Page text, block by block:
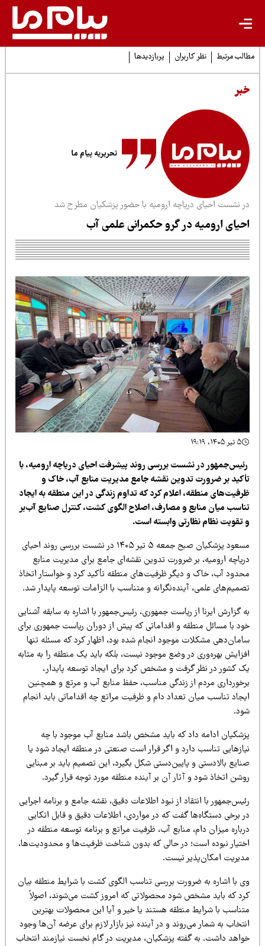
مرتبط نظر کاربران پربازدیدها
تحریریه پیام ما
نشست احیای دریاچه ارومیه با حضور پزشکیان مطرح شد
ارومیه در گرو حکمرانی علمی آب
در نشست بررسی روند پیشرفت احیای دریاچه ارومیه، با
بر ضرورت تدوین نقشه جامع مدیریت منابع آب، خاک و
منطقه، اعلام کرد که تداوم زندگی در این منطقه به ایجاد
میان منابع و مصارف، اصلاح الگوی کشت، کنترل صنایع آب‌بر
تقویت نظام نظارتی وابسته است.
مسعود پزشکیان صبح جمعه ۵ تیر ۱۴۰۵ در نشست بررسی روند احیای
ارومیه، بر ضرورت تدوین نقشه‌ای جامع برای مدیریت منابع
آب، خاک و دیگر ظرفیت‌های منطقه تأکید کرد و خواستار اتخاذ
علمی، آینده‌نگرانه و متناسب با الزامات توسعه پایدار شد.
گزارش ایرنا از ریاست جمهوری، رئیس‌جمهور با اشاره به سابقه آشنایی
با مسائل منطقه و اقداماتی که پیش از دوران ریاست جمهوری برای
مشکلات موجود انجام شده بود، اظهار کرد که مسئله تنها
بهره‌وری در وضع موجود نیست، بلکه باید یک منطقه را به مثابه
کشور در نظر گرفت و مشخص کرد برای ایجاد توسعه پایدار،
مردم از زندگی مناسب، حفظ منابع آب و مرتع و همچنین
تناسب میان تعداد دام و ظرفیت مراتع چه اقداماتی باید انجام
ادامه داد که باید مشخص باشد منابع آب موجود با چه
تناسب دارد و اگر قرار است صنعتی در منطقه ایجاد شود یا
بالادستی و پایین‌دستی شکل بگیرد، این تصمیم باید بر مبنایی
اتخاذ شود و آثار آن بر آینده منطقه مورد توجه قرار گیرد.
با انتقاد از نبود اطلاعات دقیق، نقشه جامع و برنامه اجرایی
برخی دستگاه‌ها گفت که در مواردی، اطلاعات دقیق و قابل اتکایی
میزان دام، منابع آب، ظرفیت مراتع و برنامه توسعه منطقه در
نبوده است؛ در حالی که بدون شناخت ظرفیت‌ها و محدودیت‌ها،
امکان‌پذیر نیست.
با اشاره به ضرورت بررسی تناسب الگوی کشت با شرایط منطقه بیان
که باید مشخص شود محصولاتی که امروز کشت می‌شوند، اصولاً
با شرایط منطقه هستند یا خیر و آیا این محصولات بهترین
به شمار می‌روند و در آینده نیز بازار لازم برای عرضه آن‌ها وجود
داشت. به گفته پزشکیان، مدیریت در گام نخست نیازمند انتخاب